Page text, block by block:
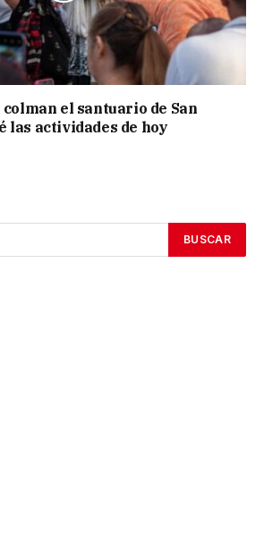
el santuario de San
las actividades de hoy